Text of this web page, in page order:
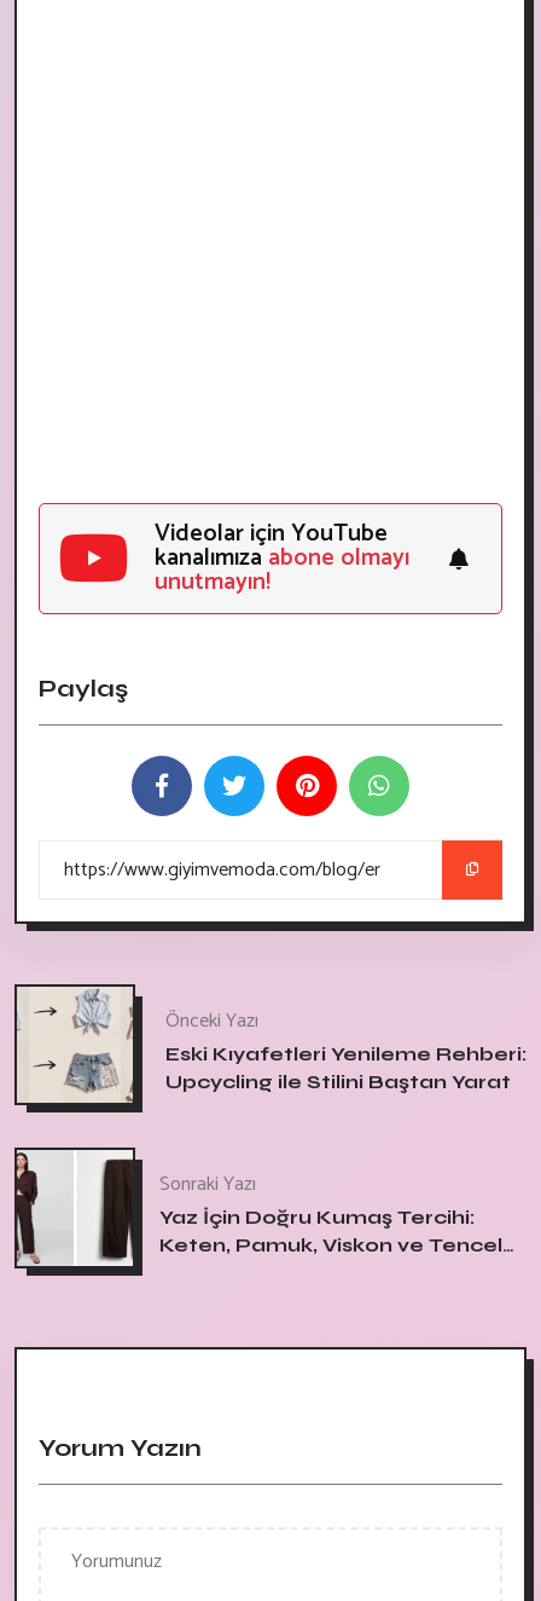
Videolar için YouTube
kanalımızaabone olmayı
unutmayın!
Paylaş
Önceki Yazı
Eski Kıyafetleri Yenileme Rehberi:
Upcycling ile Stilini Baştan Yarat
Sonraki Yazı
Yaz İçin Doğru Kumaş Tercihi:
Keten, Pamuk, Viskon ve Tencel
Yorum Yazın